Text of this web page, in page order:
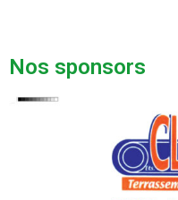
Nos sponsors